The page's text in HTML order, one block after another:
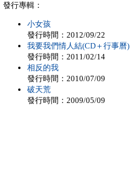
發行專輯：
小女孩
發行時間：2012/09/22
我要我們情人結(CD＋行事曆)
發行時間：2011/02/14
相反的我
發行時間：2010/07/09
破天荒
發行時間：2009/05/09